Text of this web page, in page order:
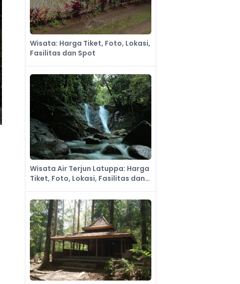
Wisata: Harga Tiket, Foto, Lokasi,
Fasilitas dan Spot
Wisata Air Terjun Latuppa: Harga
Tiket, Foto, Lokasi, Fasilitas dan